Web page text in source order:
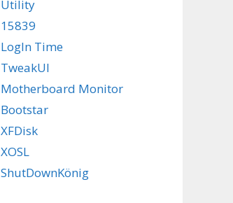
Utility
15839
LogIn Time
TweakUI
Motherboard Monitor
Bootstar
XFDisk
XOSL
ShutDownKönig